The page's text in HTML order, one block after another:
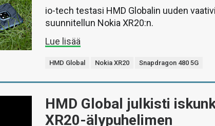
io-tech testasi HMD Globalin uuden
suunnitellun Nokia XR20:n.
Lue lisää
HMD Global Nokia XR20 Snapdragon 480 5G
HMD Global julkisti
XR20-älypuhelimen